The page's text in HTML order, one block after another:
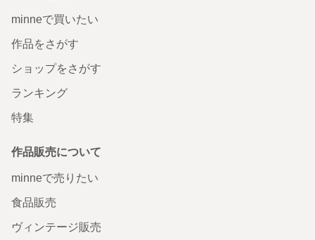
minneで買いたい
作品をさがす
ショップをさがす
ランキング
特集
作品販売について
minneで売りたい
食品販売
ヴィンテージ販売